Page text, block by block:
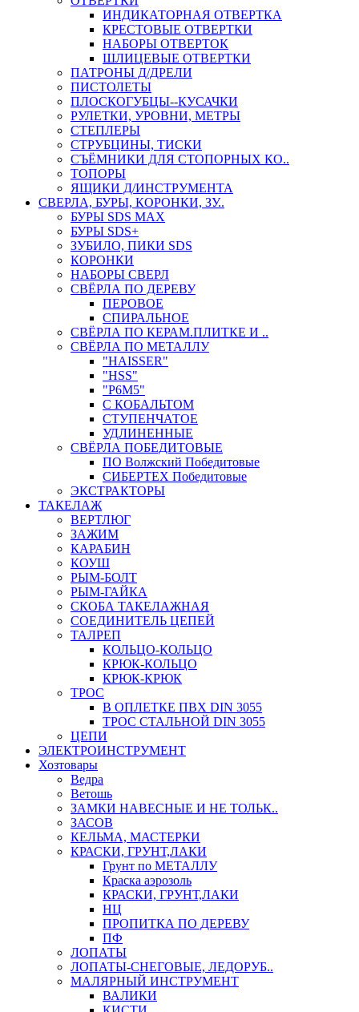
ИНДИКАТОРНАЯ ОТВЕРТКА
КРЕСТОВЫЕ ОТВЕРТКИ
НАБОРЫ ОТВЕРТОК
ШЛИЦЕВЫЕ ОТВЕРТКИ
ПАТРОНЫ Д/ДРЕЛИ
ПИСТОЛЕТЫ
ПЛОСКОГУБЦЫ--КУСАЧКИ
РУЛЕТКИ, УРОВНИ, МЕТРЫ
СТЕПЛЕРЫ
СТРУБЦИНЫ, ТИСКИ
СЪЁМНИКИ ДЛЯ СТОПОРНЫХ КО..
ТОПОРЫ
ЯЩИКИ Д/ИНСТРУМЕНТА
СВЕРЛА, БУРЫ, КОРОНКИ, ЗУ..
БУРЫ SDS MAX
БУРЫ SDS+
ЗУБИЛО, ПИКИ SDS
КОРОНКИ
НАБОРЫ СВЕРЛ
СВЁРЛА ПО ДЕРЕВУ
ПЕРОВОЕ
СПИРАЛЬНОЕ
СВЁРЛА ПО КЕРАМ.ПЛИТКЕ И ..
СВЁРЛА ПО МЕТАЛЛУ
"HAISSER"
"HSS"
"Р6М5"
С КОБАЛЬТОМ
СТУПЕНЧАТОЕ
УДЛИНЕННЫЕ
СВЁРЛА ПОБЕДИТОВЫЕ
ПО Волжский Победитовые
СИБЕРТЕХ Победитовые
ЭКСТРАКТОРЫ
ТАКЕЛАЖ
ВЕРТЛЮГ
ЗАЖИМ
КАРАБИН
КОУШ
РЫМ-БОЛТ
РЫМ-ГАЙКА
СКОБА ТАКЕЛАЖНАЯ
СОЕДИНИТЕЛЬ ЦЕПЕЙ
ТАЛРЕП
КОЛЬЦО-КОЛЬЦО
КРЮК-КОЛЬЦО
КРЮК-КРЮК
ТРОС
В ОПЛЕТКЕ ПВХ DIN 3055
ТРОС СТАЛЬНОЙ DIN 3055
ЦЕПИ
ЭЛЕКТРОИНСТРУМЕНТ
Хозтовары
Ведра
Ветошь
ЗАМКИ НАВЕСНЫЕ И НЕ ТОЛЬК..
ЗАСОВ
КЕЛЬМА, МАСТЕРКИ
КРАСКИ, ГРУНТ,ЛАКИ
Грунт по МЕТАЛЛУ
Краска аэрозоль
КРАСКИ, ГРУНТ,ЛАКИ
НЦ
ПРОПИТКА ПО ДЕРЕВУ
ПФ
ЛОПАТЫ
ЛОПАТЫ-СНЕГОВЫЕ, ЛЕДОРУБ..
МАЛЯРНЫЙ ИНСТРУМЕНТ
ВАЛИКИ